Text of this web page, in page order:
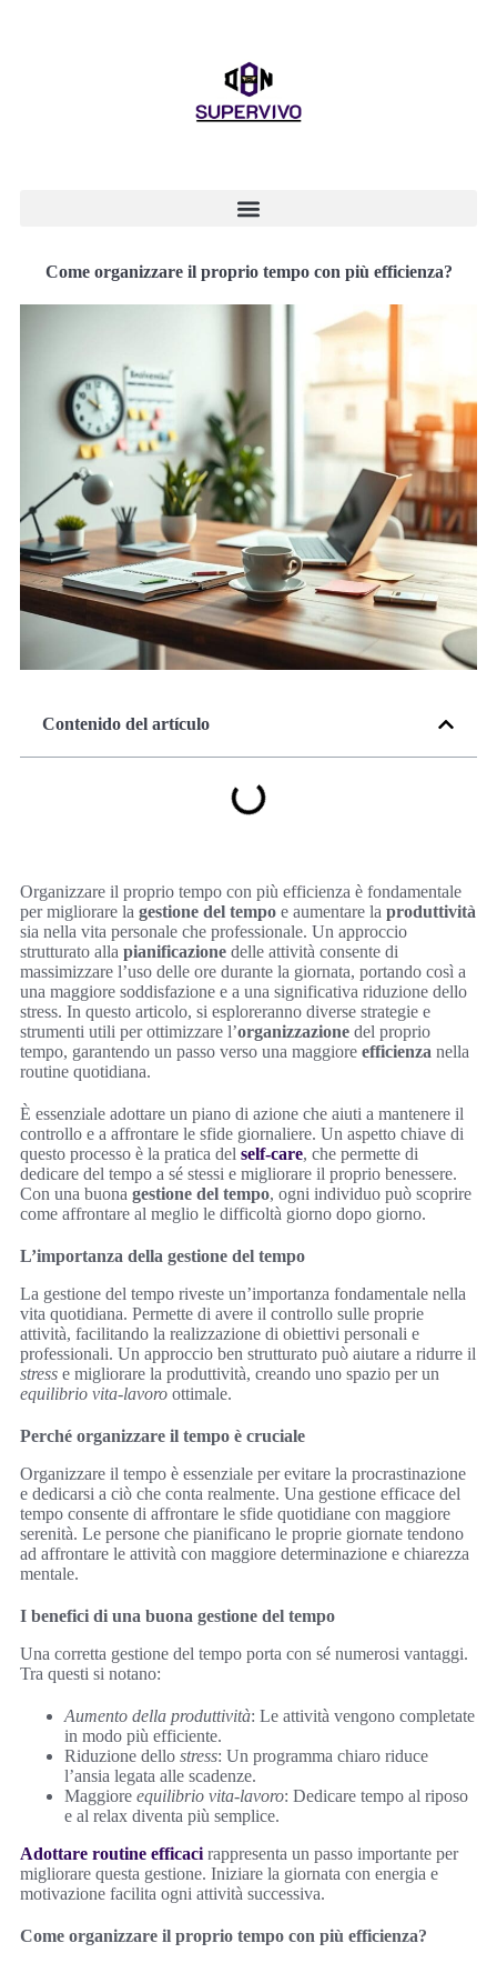
Come organizzare il proprio tempo con più efficienza?
Contenido del artículo
Organizzare il proprio tempo con più efficienza è fondamentale
per migliorare la gestione del tempo e aumentare la produttività
sia nella vita personale che professionale. Un approccio
strutturato alla pianificazione delle attività consente di
massimizzare l’uso delle ore durante la giornata, portando così a
una maggiore soddisfazione e a una significativa riduzione dello
stress. In questo articolo, si esploreranno diverse strategie e
strumenti utili per ottimizzare l’organizzazione del proprio
tempo, garantendo un passo verso una maggiore efficienza nella
routine quotidiana.
È essenziale adottare un piano di azione che aiuti a mantenere il
controllo e a affrontare le sfide giornaliere. Un aspetto chiave di
questo processo è la pratica del self-care, che permette di
dedicare del tempo a sé stessi e migliorare il proprio benessere.
Con una buona gestione del tempo, ogni individuo può scoprire
come affrontare al meglio le difficoltà giorno dopo giorno.
L’importanza della gestione del tempo
La gestione del tempo riveste un’importanza fondamentale nella
vita quotidiana. Permette di avere il controllo sulle proprie
attività, facilitando la realizzazione di obiettivi personali e
professionali. Un approccio ben strutturato può aiutare a ridurre il
stress e migliorare la produttività, creando uno spazio per un
equilibrio vita-lavoro ottimale.
Perché organizzare il tempo è cruciale
Organizzare il tempo è essenziale per evitare la procrastinazione
e dedicarsi a ciò che conta realmente. Una gestione efficace del
tempo consente di affrontare le sfide quotidiane con maggiore
serenità. Le persone che pianificano le proprie giornate tendono
ad affrontare le attività con maggiore determinazione e chiarezza
mentale.
I benefici di una buona gestione del tempo
Una corretta gestione del tempo porta con sé numerosi vantaggi.
Tra questi si notano:
Aumento della produttività: Le attività vengono completate
in modo più efficiente.
Riduzione dello stress: Un programma chiaro riduce
l’ansia legata alle scadenze.
Maggiore equilibrio vita-lavoro: Dedicare tempo al riposo
e al relax diventa più semplice.
Adottare routine efficaci rappresenta un passo importante per
migliorare questa gestione. Iniziare la giornata con energia e
motivazione facilita ogni attività successiva.
Come organizzare il proprio tempo con più efficienza?